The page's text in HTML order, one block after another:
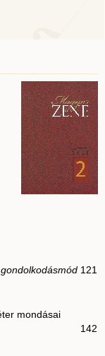
121
mondásai
142